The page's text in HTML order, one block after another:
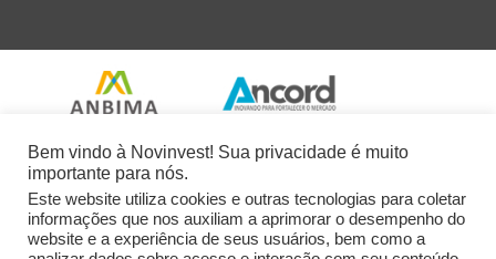
Bem vindo à Novinvest! Sua privacidade é muito
importante para nós.
Este website utiliza cookies e outras tecnologias para coletar
informações que nos auxiliam a aprimorar o desempenho do
website e a experiência de seus usuários, bem como a